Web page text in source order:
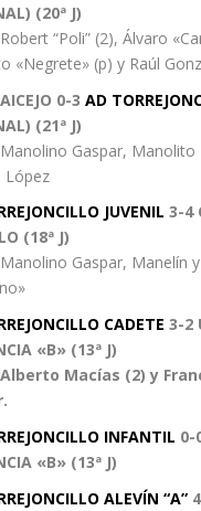
(20ª J)
Robert “Poli” (2), Álvaro
«Negrete» (p) y Raúl
0-3 AD
(21ª J)
Manolino Gaspar, Manolito
López
JUVENIL 3-4
(18ª J)
Manolino Gaspar, Manelín
CADETE 3-2
«B» (13ª J)
Alberto Macías (2) y
INFANTIL 0-
«B» (13ª J)
ALEVÍN “A”